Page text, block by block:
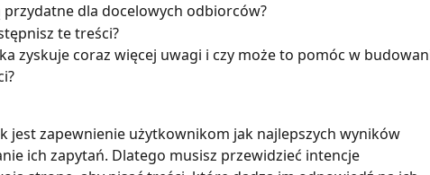
przydatne dla docelowych odbiorców?
te treści?
zyskuje coraz więcej uwagi i czy może to pomóc w
jest zapewnienie użytkownikom jak najlepszych wyników
ich zapytań. Dlatego musisz przewidzieć intencje